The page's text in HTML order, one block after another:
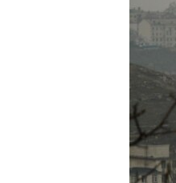
КРЫМ.НЕПОКОРЕННЫЙ
УКРАИНСКАЯ ПРОБЛЕМА КРЫМА